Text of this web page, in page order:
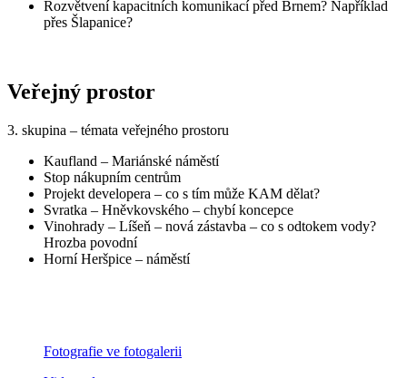
Rozvětvení kapacitních komunikací před Brnem? Například
přes Šlapanice?
Veřejný prostor
3. skupina – témata veřejného prostoru
Kaufland – Mariánské náměstí
Stop nákupním centrům
Projekt developera – co s tím může KAM dělat?
Svratka – Hněvkovského – chybí koncepce
Vinohrady – Líšeň – nová zástavba – co s odtokem vody?
Hrozba povodní
Horní Heršpice – náměstí
Fotografie ve fotogalerii